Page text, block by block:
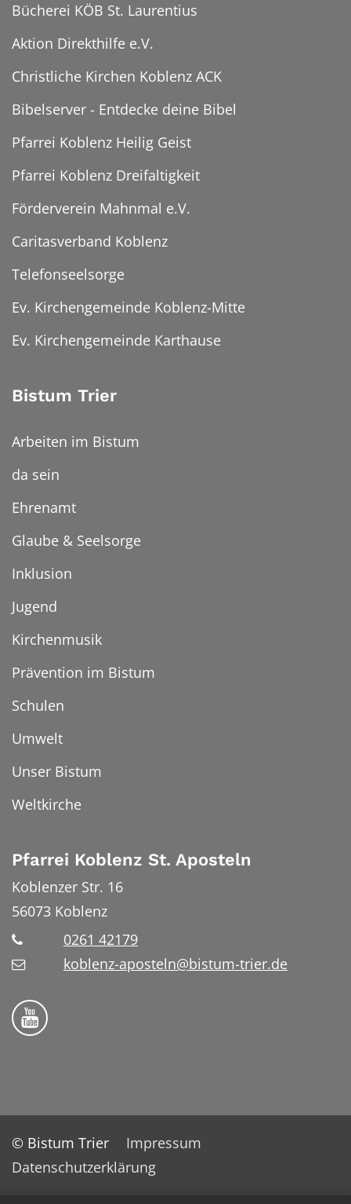
Bücherei KÖB St. Laurentius
Aktion Direkthilfe e.V.
Christliche Kirchen Koblenz ACK
Bibelserver - Entdecke deine Bibel
Pfarrei Koblenz Heilig Geist
Pfarrei Koblenz Dreifaltigkeit
Förderverein Mahnmal e.V.
Caritasverband Koblenz
Telefonseelsorge
Ev. Kirchengemeinde Koblenz-Mitte
Ev. Kirchengemeinde Karthause
Bistum Trier
Arbeiten im Bistum
da sein
Ehrenamt
Glaube & Seelsorge
Inklusion
Jugend
Kirchenmusik
Prävention im Bistum
Schulen
Umwelt
Unser Bistum
Weltkirche
Pfarrei Koblenz St. Aposteln
Koblenzer Str. 16
56073 Koblenz
0261 42179
koblenz-aposteln@bistum-trier.de
Bistum Trier auf YouTube
© Bistum Trier
Impressum
Datenschutzerklärung